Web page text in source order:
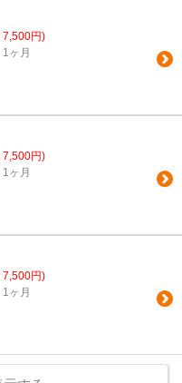
7,500円)
ヶ月
7,500円)
ヶ月
7,500円)
ヶ月